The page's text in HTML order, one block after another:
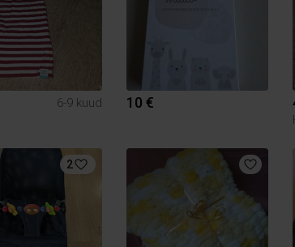
6-9 kuud
10 €
2